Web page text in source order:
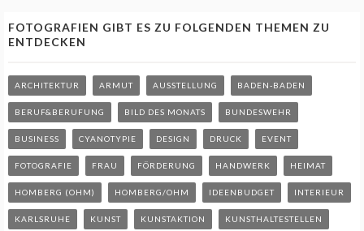
FOTOGRAFIEN GIBT ES ZU FOLGENDEN THEMEN ZU
ENTDECKEN
ARCHITEKTUR ARMUT AUSSTELLUNG BADEN-BADEN
BERUF&BERUFUNG BILD DES MONATS BUNDESWEHR
BUSINESS CYANOTYPIE DESIGN DRUCK EVENT
FOTOGRAFIE FRAU FÖRDERUNG HANDWERK HEIMAT
HOMBERG (OHM) HOMBERG/OHM IDEENBUDGET INTERIEUR
KARLSRUHE KUNST KUNSTAKTION KUNSTHALTESTELLEN